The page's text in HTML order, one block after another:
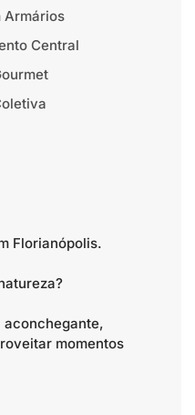
Armários
Central
Florianópolis.
aconchegante,
momentos